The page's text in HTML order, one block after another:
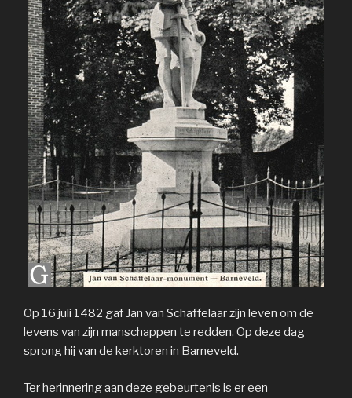
Op 16 juli 1482 gaf Jan van Schaffelaar zijn leven om de
levens van zijn manschappen te redden. Op deze dag
sprong hij van de kerktoren in Barneveld.
Ter herinnering aan deze gebeurtenis is er een